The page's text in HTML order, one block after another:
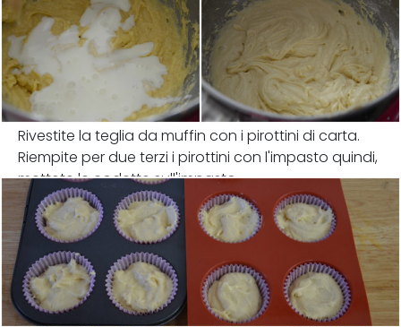
Rivestite la teglia da muffin con i pirottini di carta.
Riempite per due terzi i pirottini con l'impasto quindi,
mettete le codette sull'impasto.